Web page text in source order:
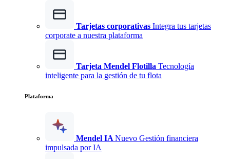
Tarjetas corporativas Integra tus tarjetas
corporate a nuestra plataforma
Tarjeta Mendel Flotilla Tecnología
inteligente para la gestión de tu flota
Plataforma
Mendel IA Nuevo Gestión financiera
impulsada por IA